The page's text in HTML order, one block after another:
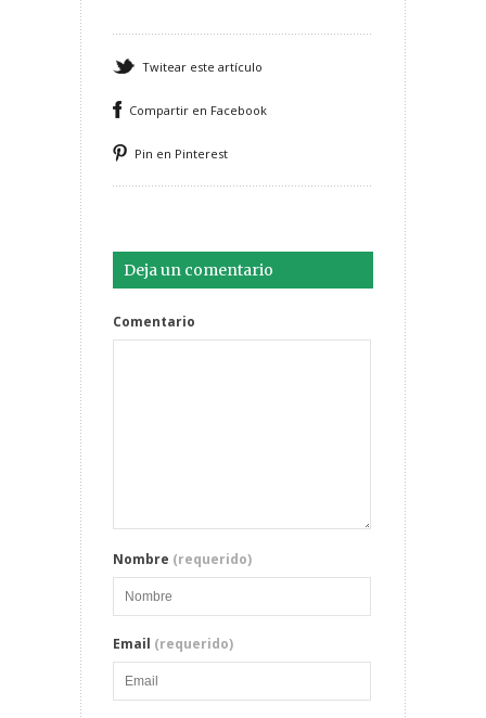
Twitear este artículo
Compartir en Facebook
Pin en Pinterest
Deja un comentario
Comentario
Nombre (requerido)
Email (requerido)